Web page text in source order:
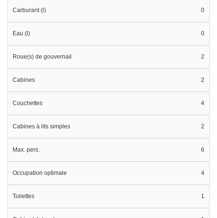
Carburant (l) 0
Eau (l) 0
Roue(s) de gouvernail 2
Cabines 2
Couchettes 4
Cabines à lits simples 2
Max. pers. 6
Occupation optimale 4
Toilettes 1